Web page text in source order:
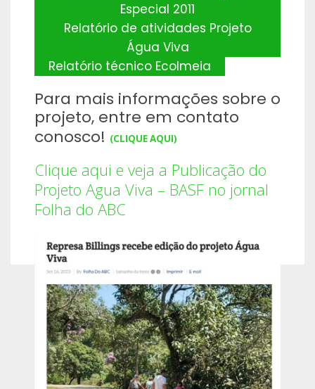
Especial 2011
Relatório de atividades Projeto
Água Viva
Relatório técnico Ecolmeia
Para mais informações sobre o
projeto, entre em contato
conosco! (CLIQUE AQUI)
Clique aqui e veja a Publicação do
Projeto Agua Viva – BASF no jornal
Folha do ABC